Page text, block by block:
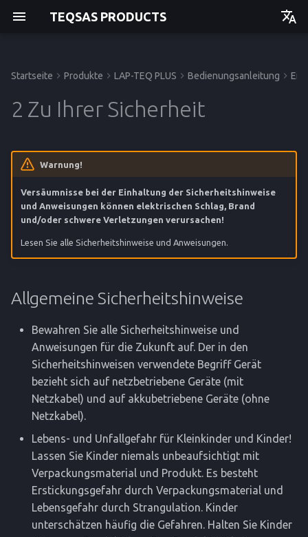
TEQSAS PRODUCTS
English
Referenz
Sicherheitshinweise
Elektrische Sicherheit
Sicherheit von Personen
Ladegeräte
Service
Spezielle Gerätehinweise
Reinigung und Pflege
Lagerung
Entsorgung Referenz
Referenz
Referenz
Startseite Produkte LAP-TEQ PLUS Bedienungsanleitung
2 Zu Ihrer Sicherheit
Warnung!
Versäumnisse bei der Einhaltung der Sicherheitshinweise
und Anweisungen können elektrischen Schlag, Brand
und/oder schwere Verletzungen verursachen!
Lesen Sie alle Sicherheitshinweise und Anweisungen.
Allgemeine Sicherheitshinweise
Bewahren Sie alle Sicherheitshinweise und
Anweisungen für die Zukunft auf. Der in den
Sicherheitshinweisen verwendete Begriff Gerät
bezieht sich auf netzbetriebene Geräte (mit
Netzkabel) und auf akkubetriebene Geräte (ohne
Netzkabel).
Lebens- und Unfallgefahr für Kleinkinder und Kinder!
Lassen Sie Kinder niemals unbeaufsichtigt mit
Verpackungsmaterial und Produkt. Es besteht
Erstickungsgefahr durch Verpackungsmaterial und
Lebensgefahr durch Strangulation. Kinder
unterschätzen häufig die Gefahren. Halten Sie Kinder